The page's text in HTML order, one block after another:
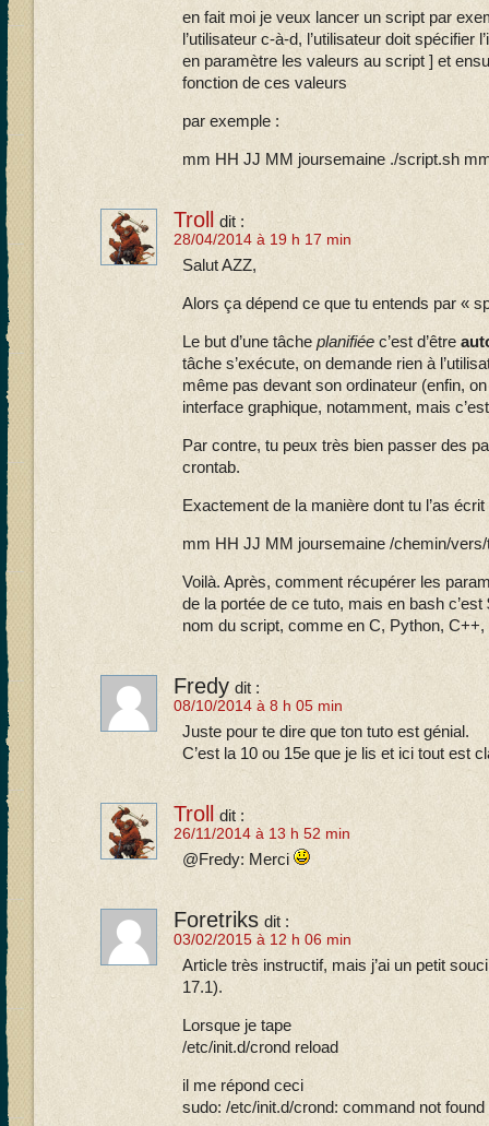
en fait moi je veux lancer un script par
l’utilisateur c-à-d, l’utilisateur doit spécifier
en paramètre les valeurs au script ] et
fonction de ces valeurs
par exemple :
mm HH JJ MM joursemaine ./script.sh
Troll dit :
28/04/2014 à 19 h 17 min
Salut AZZ,
Alors ça dépend ce que tu entends par «
Le but d’une tâche planifiée c’est d’être
tâche s’exécute, on demande rien à
même pas devant son ordinateur (enfin,
interface graphique, notamment, mais
Par contre, tu peux très bien passer des
crontab.
Exactement de la manière dont tu l’as écrit
mm HH JJ MM joursemaine /chemin/
Voilà. Après, comment récupérer les
de la portée de ce tuto, mais en bash
nom du script, comme en C, Python,
Fredy dit :
08/10/2014 à 8 h 05 min
Juste pour te dire que ton tuto est génial.
C’est la 10 ou 15e que je lis et ici tout est
Troll dit :
26/11/2014 à 13 h 52 min
@Fredy: Merci
Foretriks dit :
03/02/2015 à 12 h 06 min
Article très instructif, mais j’ai un petit
17.1).
Lorsque je tape
/etc/init.d/crond reload
il me répond ceci
sudo: /etc/init.d/crond: command not found